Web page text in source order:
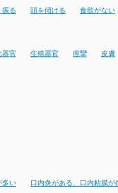
振る 頭を傾ける 食欲がない
器官 生殖器官 痙攣 皮膚
多い 口内炎がある、口内粘膜